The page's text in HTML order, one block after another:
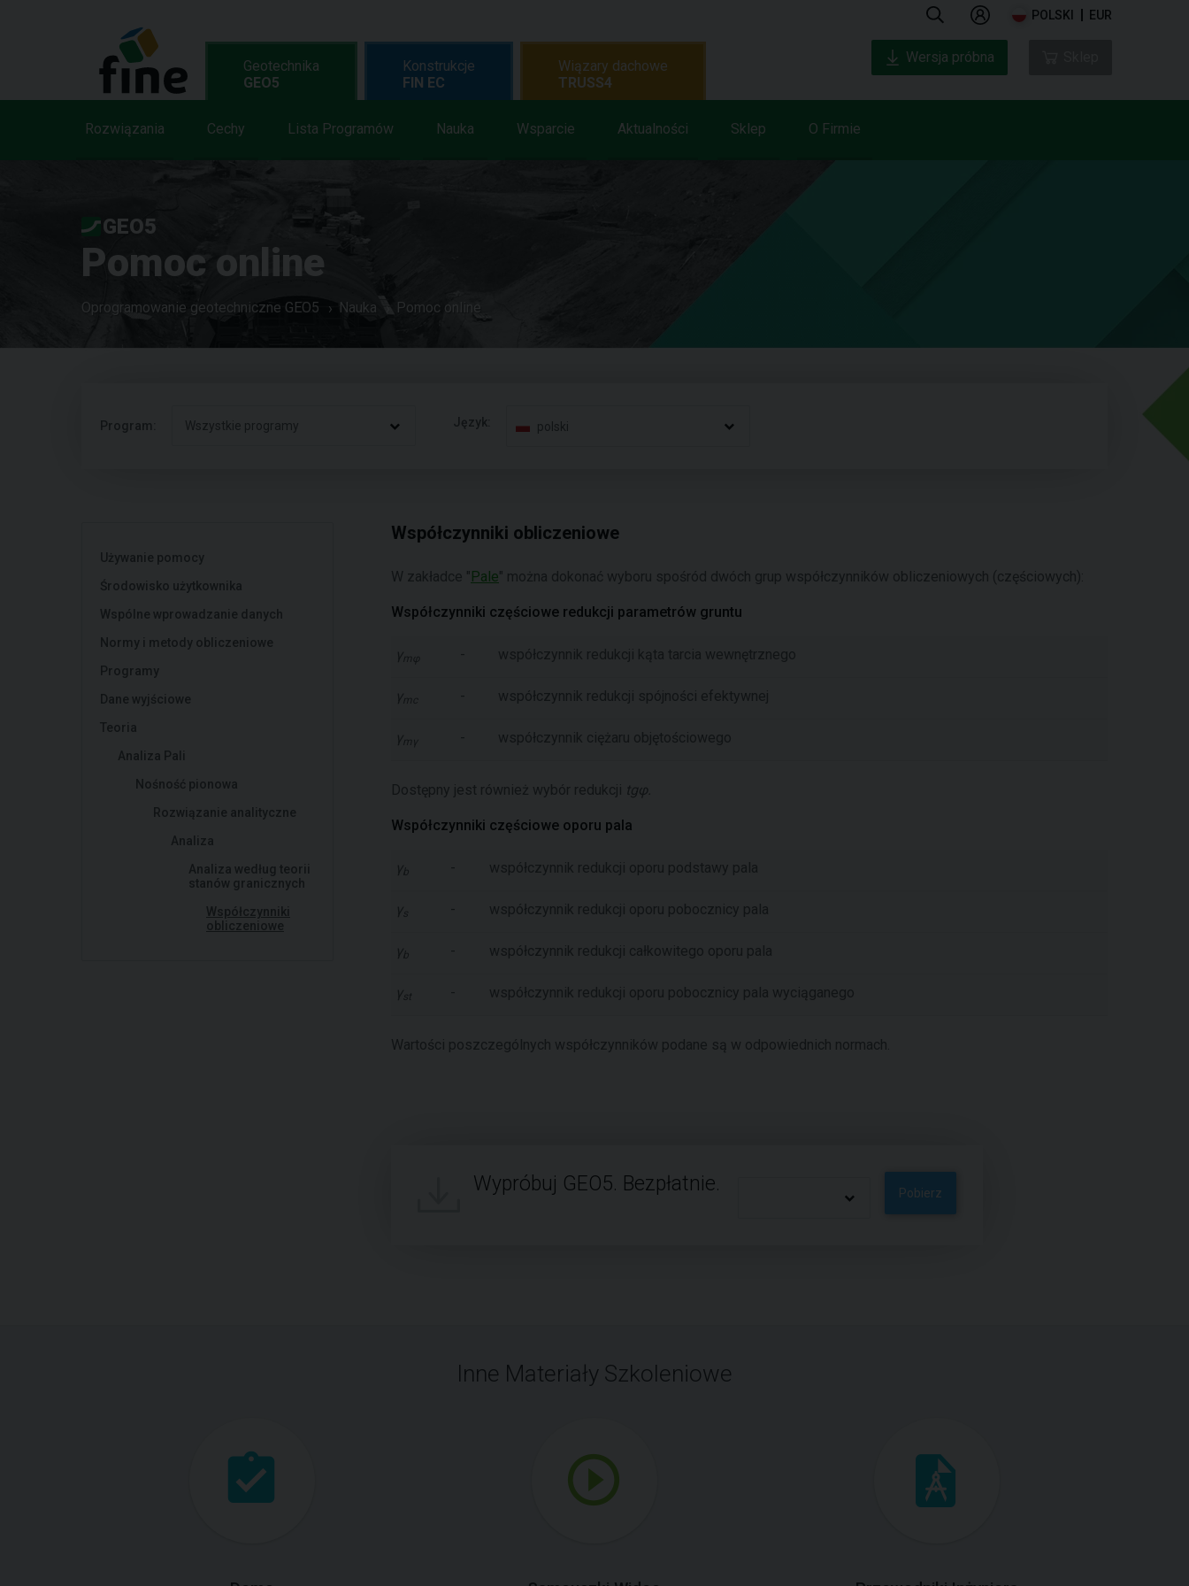
POLSKI EUR
Geotechnika
GEO5
Rozwiązania Cechy Lista Programów Nauka Wsparcie Aktualności Sklep O Firmie
Konstrukcje
FIN EC
Wiązary dachowe
TRUSS4
Wersja próbna
GEO5
Pomoc online
Oprogramowanie geotechniczne GEO5 Nauka Pomoc online
Program: Wszystkie programy Język: polski
Używanie pomocy
Środowisko użytkownika
Wspólne wprowadzanie danych
Normy i metody obliczeniowe
Programy
Dane wyjściowe
Teoria
Analiza Pali
Nośność pionowa
Rozwiązanie analityczne
Analiza
Analiza według teorii
stanów granicznych
Współczynniki
obliczeniowe
Współczynniki obliczeniowe
W zakładce "Pale" można dokonać wyboru spośród dwóch grup współczynników obliczeniowych (częściowych):
Współczynniki częściowe redukcji parametrów gruntu
γ mφ - współczynnik redukcji kąta tarcia wewnętrznego
γ mc - współczynnik redukcji spójności efektywnej
γ mγ - współczynnik ciężaru objętościowego
Dostępny jest również wybór redukcji tgφ
Współczynniki częściowe oporu pala
γ b - współczynnik redukcji oporu podstawy pala
γ s - współczynnik redukcji oporu pobocznicy pala
γ b - współczynnik redukcji całkowitego oporu pala
γ st - współczynnik redukcji oporu pobocznicy pala wyciąganego
Wartości poszczególnych współczynników podane są w odpowiednich normach.
Wypróbuj GEO5. Bezpłatnie. Pobierz
Inne Materiały Szkoleniowe